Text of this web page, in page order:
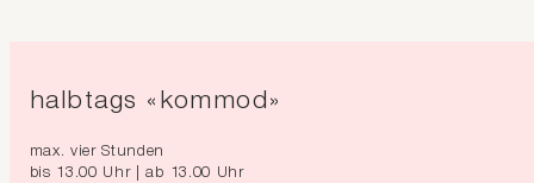
halbtags «kommod»
max. vier Stunden
bis 13.00 Uhr | ab 13.00 Uhr